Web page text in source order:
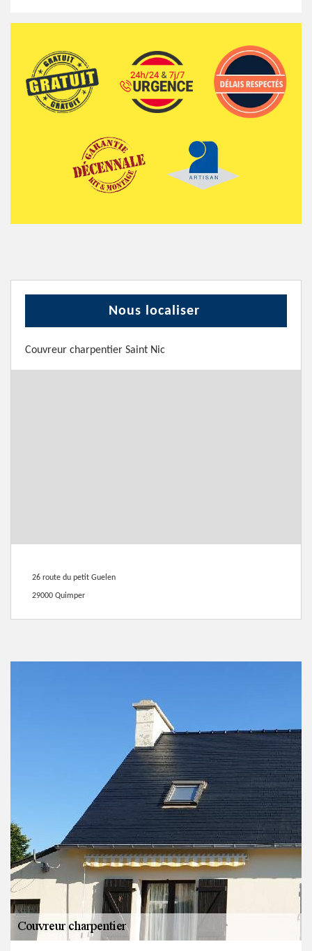
Nous localiser
Couvreur charpentier Saint Nic
26 route du petit Guelen
29000 Quimper